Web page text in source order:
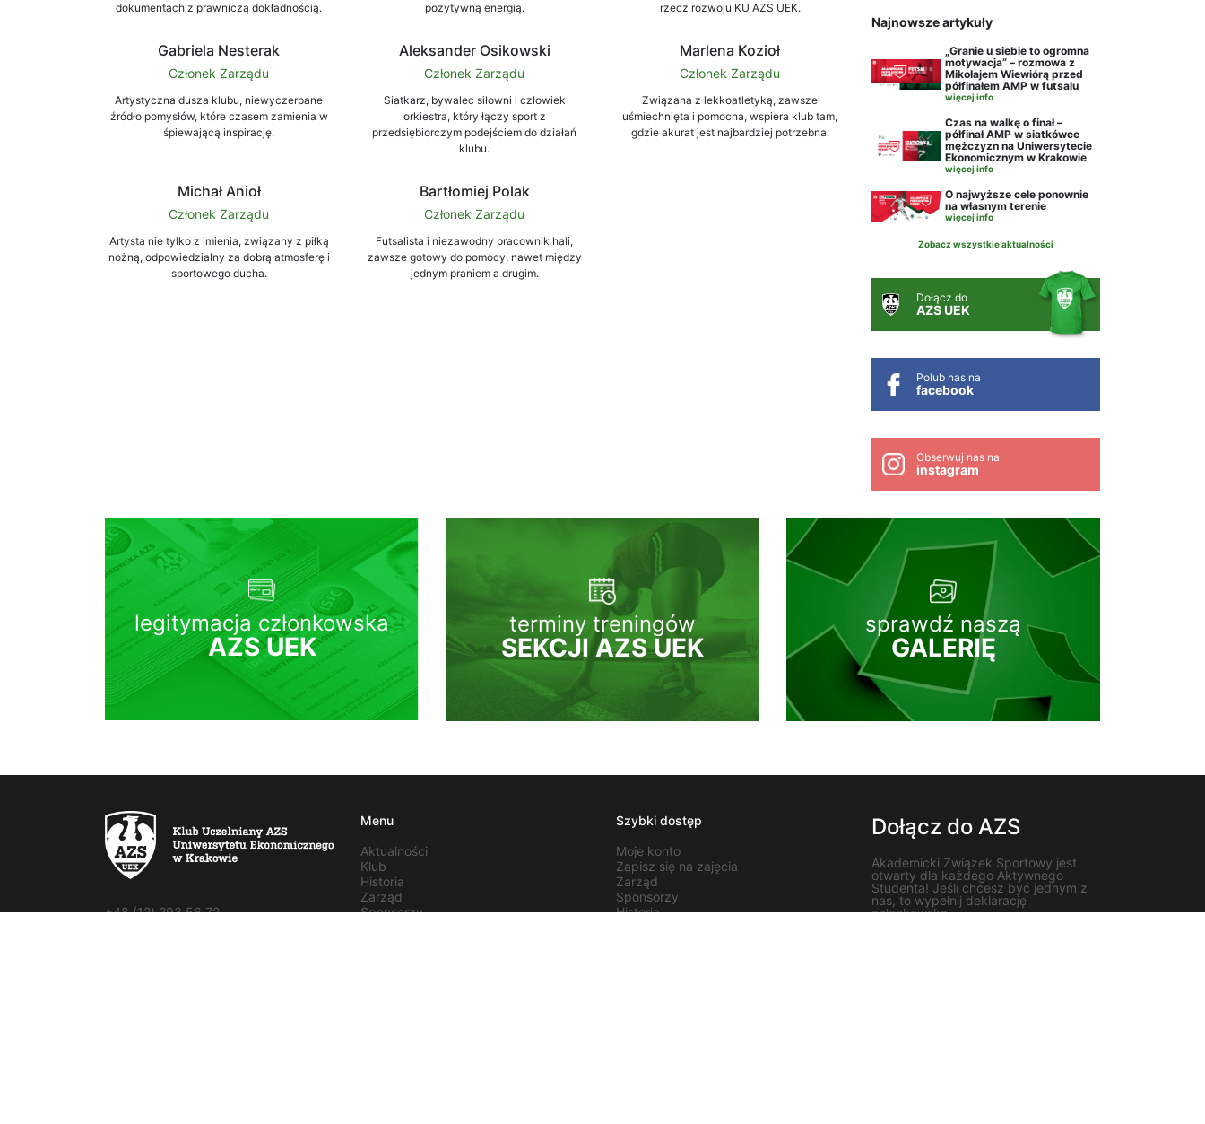
dokumentach z prawniczą dokładnością.
pozytywną energią.
rzecz rozwoju KU AZS UEK.
Gabriela Nesterak
Członek Zarządu
Artystyczna dusza klubu, niewyczerpane
źródło pomysłów, które czasem zamienia w
śpiewającą inspirację.
Aleksander Osikowski
Członek Zarządu
Siatkarz, bywalec siłowni i człowiek
orkiestra, który łączy sport z
przedsiębiorczym podejściem do działań
klubu.
Marlena Kozioł
Członek Zarządu
Związana z lekkoatletyką, zawsze
uśmiechnięta i pomocna, wspiera klub tam,
gdzie akurat jest najbardziej potrzebna.
Michał Anioł
Członek Zarządu
Artysta nie tylko z imienia, związany z piłką
nożną, odpowiedzialny za dobrą atmosferę i
sportowego ducha.
Bartłomiej Polak
Członek Zarządu
Futsalista i niezawodny pracownik hali,
zawsze gotowy do pomocy, nawet między
jednym praniem a drugim.
Najnowsze artykuły
„Granie u siebie to ogromna
motywacja” – rozmowa z
Mikołajem Wiewiórą przed
półfinałem AMP w futsalu
więcej info
Czas na walkę o finał –
półfinał AMP w siatkówce
mężczyzn na Uniwersytecie
Ekonomicznym w Krakowie
więcej info
O najwyższe cele ponownie
na własnym terenie
więcej info
Zobacz wszystkie aktualności
Dołącz do
AZS UEK
Polub nas na
facebook
Obserwuj nas na
instagram
legitymacja członkowska
AZS UEK
terminy treningów
SEKCJI AZS UEK
sprawdź naszą
GALERIĘ
+48 (12) 293 56 72
Menu
Aktualności
Klub
Historia
Zarząd
Sponsorzy
Szybki dostęp
Moje konto
Zapisz się na zajęcia
Zarząd
Sponsorzy
Historia
Dołącz do AZS
Akademicki Związek Sportowy jest
otwarty dla każdego Aktywnego
Studenta! Jeśli chcesz być jednym z
nas, to wypełnij deklarację
członkowską.